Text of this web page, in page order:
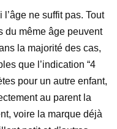
ne suffit pas. Tout
du même âge peuvent
la majorité des cas,
que l’indication “4
pour un autre enfant,
au parent la
voire la marque déjà